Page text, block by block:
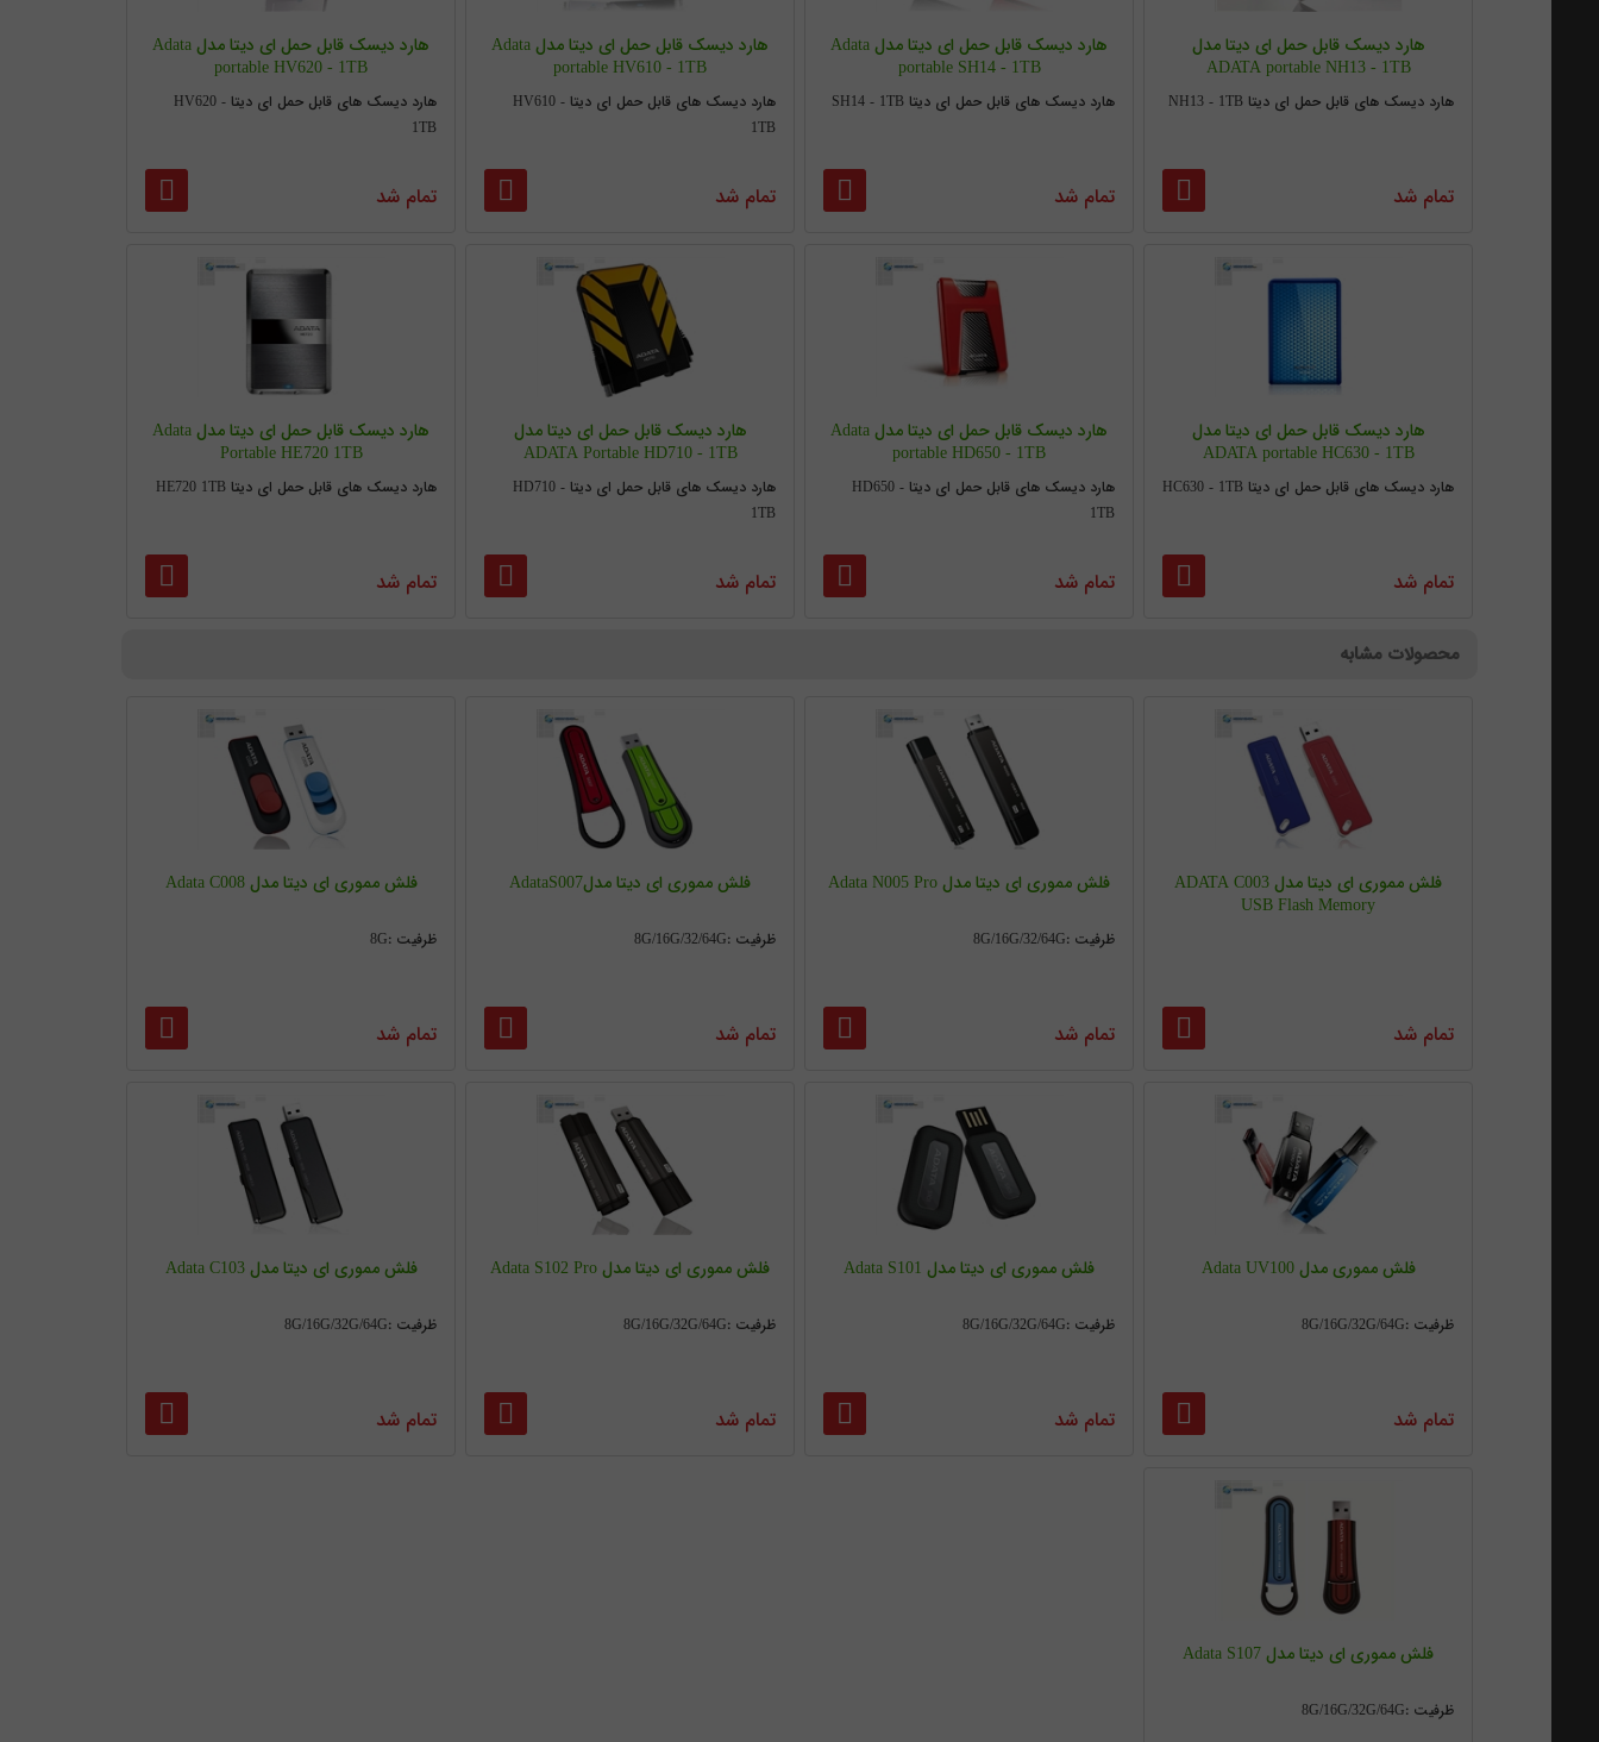
هارد دیسک قابل حمل ای دیتا مدل
ADATA portable NH13 - 1TB
هارد دیسک های قابل حمل ای دیتا NH13 - 1TB
تمام شد
هارد دیسک قابل حمل ای دیتا مدل Adata
portable SH14 - 1TB
هارد دیسک های قابل حمل ای دیتا SH14 - 1TB
تمام شد
هارد دیسک قابل حمل ای دیتا مدل Adata
portable HV610 - 1TB
هارد دیسک های قابل حمل ای دیتا HV610 -
1TB
تمام شد
هارد دیسک قابل حمل ای دیتا مدل Adata
portable HV620 - 1TB
هارد دیسک های قابل حمل ای دیتا HV620 -
1TB
تمام شد
هارد دیسک قابل حمل ای دیتا مدل
ADATA portable HC630 - 1TB
هارد دیسک های قابل حمل ای دیتا HC630 - 1TB
تمام شد
هارد دیسک قابل حمل ای دیتا مدل Adata
portable HD650 - 1TB
هارد دیسک های قابل حمل ای دیتا HD650 -
1TB
تمام شد
هارد دیسک قابل حمل ای دیتا مدل
ADATA Portable HD710 - 1TB
هارد دیسک های قابل حمل ای دیتا HD710 -
1TB
تمام شد
هارد دیسک قابل حمل ای دیتا مدل Adata
Portable HE720 1TB
هارد دیسک های قابل حمل ای دیتا HE720 1TB
تمام شد
محصولات مشابه
فلش مموری ای دیتا مدل ADATA C003
USB Flash Memory
تمام شد
فلش مموری ای دیتا مدل Adata N005 Pro
ظرفیت :8G/16G/32/64G
تمام شد
فلش مموری ای دیتا مدلAdataS007
ظرفیت :8G/16G/32/64G
تمام شد
فلش مموری ای دیتا مدل Adata C008
ظرفیت :8G
تمام شد
فلش مموری مدل Adata UV100
ظرفیت :8G/16G/32G/64G
تمام شد
فلش مموری ای دیتا مدل Adata S101
ظرفیت :8G/16G/32G/64G
تمام شد
فلش مموری ای دیتا مدل Adata S102 Pro
ظرفیت :8G/16G/32G/64G
تمام شد
فلش مموری ای دیتا مدل Adata C103
ظرفیت :8G/16G/32G/64G
تمام شد
فلش مموری ای دیتا مدل Adata S107
ظرفیت :8G/16G/32G/64G